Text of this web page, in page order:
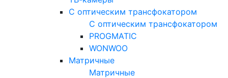
С оптическим трансфокатором
С оптическим трансфокатором
PROGMATIC
WONWOO
Матричные
Матричные